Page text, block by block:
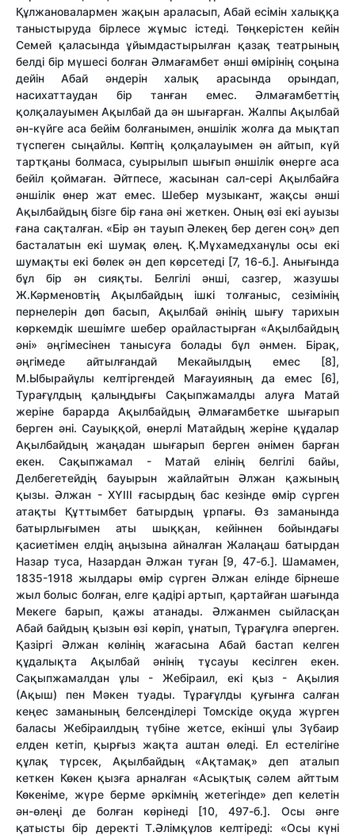
Құлжановалармен жақын араласып, Абай есімін халыққа
таныстыруда бірлесе жұмыс істеді. Төңкерістен кейін
Семей қаласында ұйымдастырылған қазақ театрының
белді бір мүшесі болған Әлмағамбет әнші өмірінің соңына
дейін Абай әндерін халық арасында орындап,
насихаттаудан бір танған емес. Әлмағамбеттің
қолқалауымен Ақылбай да ән шығарған. Жалпы Ақылбай
ән-күйге аса бейім болғанымен, әншілік жолға да мықтап
түспеген сыңайлы. Көптің қолқалауымен ән айтып, күй
тартқаны болмаса, суырылып шығып әншілік өнерге аса
бейіл қоймаған. Әйтпесе, жасынан сал-сері Ақылбайға
әншілік өнер жат емес. Шебер музыкант, жақсы әнші
Ақылбайдың бізге бір ғана әні жеткен. Оның өзі екі ауызы
ғана сақталған. «Бір ән тауып Әлекең бер деген соң» деп
басталатын екі шумақ өлең. Қ.Мұхамедханұлы осы екі
шумақты екі бөлек ән деп көрсетеді [7, 16-б.]. Анығында
бұл бір ән сияқты. Белгілі әнші, сазгер, жазушы
Ж.Кәрменовтің Ақылбайдың ішкі толғаныс, сезімінің
пернелерін дөп басып, Ақылбай әнінің шығу тарихын
көркемдік шешімге шебер орайластырған «Ақылбайдың
әні» әңгімесінен танысуға болады бұл әнмен. Бірақ,
әңгімеде айтылғандай Мекайылдың емес [8],
М.Ыбырайұлы келтіргендей Мағауияның да емес [6],
Турағұлдың қалыңдығы Сақыпжамалды алуға Матай
жеріне барарда Ақылбайдың Әлмағамбетке шығарып
берген әні. Сауыққой, өнерлі Матайдың жеріне құдалар
Ақылбайдың жаңадан шығарып берген әнімен барған
екен. Сақыпжамал - Матай елінің белгілі байы,
Делбегетейдің бауырын жайлайтын Әлжан қажының
қызы. Әлжан - ХҮІІІ ғасырдың бас кезінде өмір сүрген
атақты Құттымбет батырдың ұрпағы. Өз заманында
батырлығымен аты шыққан, кейіннен бойындағы
қасиетімен елдің аңызына айналған Жалаңаш батырдан
Назар туса, Назардан Әлжан туған [9, 47-б.]. Шамамен,
1835-1918 жылдары өмір сүрген Әлжан елінде бірнеше
жыл болыс болған, елге қадірі артып, қартайған шағында
Мекеге барып, қажы атанады. Әлжанмен сыйласқан
Абай байдың қызын өзі көріп, ұнатып, Тұрағұлға әперген.
Қазіргі Әлжан көлінің жағасына Абай бастап келген
құдалықта Ақылбай әнінің тұсауы кесілген екен.
Сақыпжамалдан ұлы - Жебіраил, екі қыз - Ақылия
(Ақыш) пен Мәкен туады. Тұрағұлды қуғынға салған
кеңес заманының белсенділері Томскіде оқуда жүрген
баласы Жебіраилдың түбіне жетсе, екінші ұлы Зүбаир
елден кетіп, қырғыз жақта аштан өледі. Ел естелігіне
құлақ түрсек, Ақылбайдың «Ақтамақ» деп аталып
кеткен Көкен қызға арналған «Асықтық сәлем айттым
Көкеніме, жүре берме әркімнің жетегінде» деп келетін
ән-өлеңі де болған көрінеді [10, 497-б.]. Осы әнге
қатысты бір деректі Т.Әлімқұлов келтіреді: «Осы күні